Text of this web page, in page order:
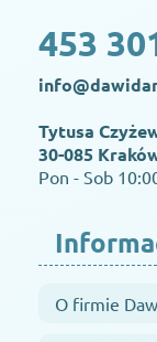
453
Tytusa
30-085
Pon - Sob
O firmie